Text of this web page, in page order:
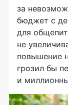
за
бюджет с
для
не
повышение
грозил бы
и